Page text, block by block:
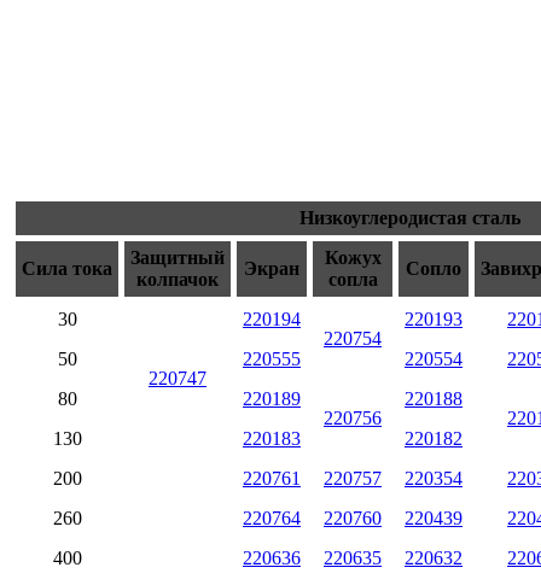
Низкоуглеродистая сталь
Сила тока
Защитный
колпачок
Экран
Кожух
сопла
Сопло
30
220747
220194
220754
220193
50
220555 220554
80
220189
220756
220188
130
220183
220182
200
220761 220757 220354
260
220764 220760 220439
400
220636 220635 220632